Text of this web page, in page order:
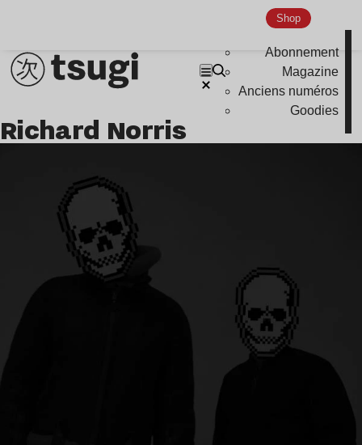
Shop
Abonnement
Magazine
Anciens numéros
Goodies
Richard Norris